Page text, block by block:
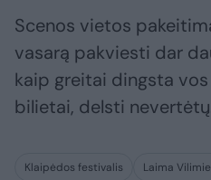
Scenos vietos
vasarą pakviesti dar
kaip greitai dingsta
bilietai, delsti
Klaipėdos festivalis Laima